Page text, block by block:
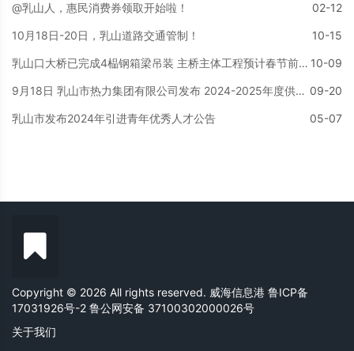
@乳山人，惠民消费券领取开始啦！ 02-12
10月18日-20日，乳山道路交通管制！ 10-15
乳山口大桥已完成4榀钢箱梁吊装 主桥主体工程预计春节前完成 10-09
9月18日 乳山市热力集团有限公司发布 2024-2025年度供暖须知 09-20
乳山市发布2024年引进青年优秀人才公告 05-07
Copyright © 2026 All rights reserved. 威海信息港 鲁ICP备
17031926号-2 鲁公网安备 37100302000026号
关于我们